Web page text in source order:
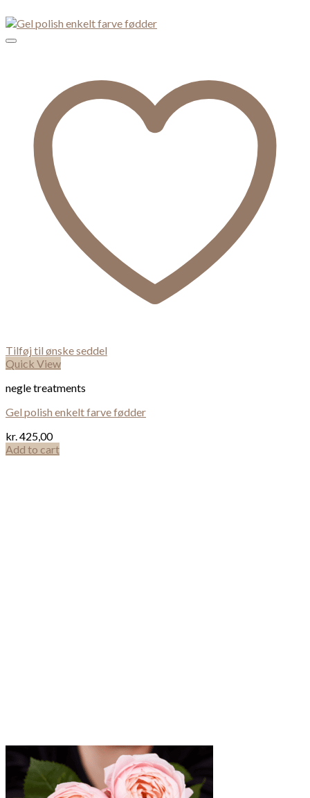
Tilføj til ønske seddel
Quick View
negle treatments
Gel polish enkelt farve fødder
kr.425,00
Add to cart